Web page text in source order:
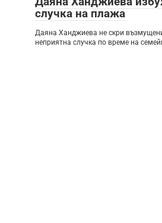
случка на плажа
Даяна Ханджиева не скри
неприятна случка по време на